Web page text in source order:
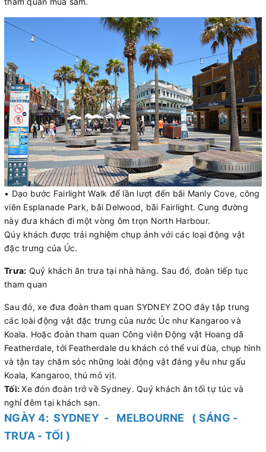
• Dạo bước Fairlight Walk để lần lượt đến bãi Manly Cove, công
viên Esplanade Park, bãi Delwood, bãi Fairlight. Cung đường
này đưa khách đi một vòng ôm trọn North Harbour.
Qúy khách được trải nghiệm chụp ảnh với các loại động vật
đặc trưng của Úc.
Trưa: Quý khách ăn trưa tại nhà hàng. Sau đó, đoàn tiếp tục
tham quan
Sau đó, xe đưa đoàn tham quan SYDNEY ZOO đây tập trung
các loài động vật đặc trưng của nước Úc như Kangaroo và
Koala. Hoặc đoàn tham quan Công viên Động vật Hoang dã
Featherdale, tới Featherdale du khách có thể vui đùa, chụp hình
và tận tay chăm sóc những loài động vật đáng yêu như gấu
Koala, Kangaroo, thú mỏ vịt.
Tối:Xe đón đoàn trở về Sydney. Quý khách ăn tối tự túc và
nghỉ đêm tại khách sạn.
NGÀY 4: SYDNEY - MELBOURNE ( SÁNG -
TRƯA - TỐI )